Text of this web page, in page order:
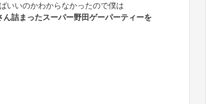
いいのかわからなかったので僕は
ん詰まったスーパー野田ゲーパーティーを